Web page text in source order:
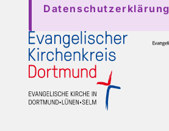
Datenschutzerklärung